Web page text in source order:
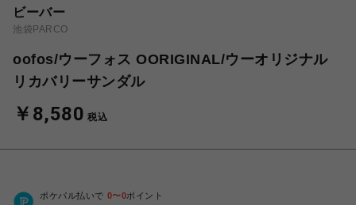
ビーバー
池袋PARCO
oofos/ウーフォス OORIGINAL/ウーオリジナル
リカバリーサンダル
￥8,580 税込
ポケパル払いで 0〜0ポイント